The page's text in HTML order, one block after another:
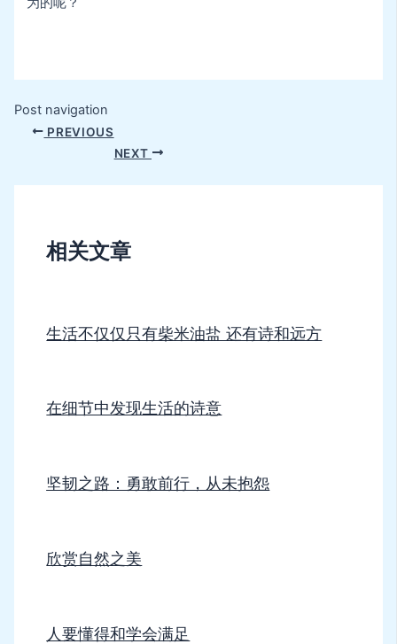
Post navigation
PREVIOUS
NEXT
相关文章
生活不仅仅只有柴米油盐 还有诗和远方
在细节中发现生活的诗意
坚韧之路：勇敢前行，从未抱怨
欣赏自然之美
人要懂得和学会满足